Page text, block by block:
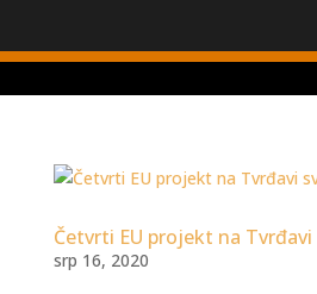
Četvrti EU projekt na
srp 16, 2020